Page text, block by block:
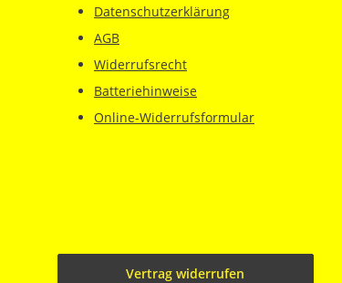
Datenschutzerklärung
AGB
Widerrufsrecht
Batteriehinweise
Online-Widerrufsformular
Vertrag widerrufen